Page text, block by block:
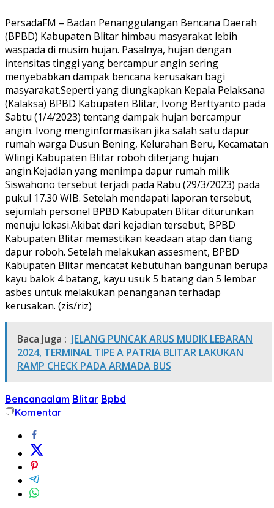
PersadaFM – Badan Penanggulangan Bencana Daerah
(BPBD) Kabupaten Blitar himbau masyarakat lebih
waspada di musim hujan. Pasalnya, hujan dengan
intensitas tinggi yang bercampur angin sering
menyebabkan dampak bencana kerusakan bagi
masyarakat.Seperti yang diungkapkan Kepala Pelaksana
(Kalaksa) BPBD Kabupaten Blitar, Ivong Berttyanto pada
Sabtu (1/4/2023) tentang dampak hujan bercampur
angin. Ivong menginformasikan jika salah satu dapur
rumah warga Dusun Bening, Kelurahan Beru, Kecamatan
Wlingi Kabupaten Blitar roboh diterjang hujan
angin.Kejadian yang menimpa dapur rumah milik
Siswahono tersebut terjadi pada Rabu (29/3/2023) pada
pukul 17.30 WIB. Setelah mendapati laporan tersebut,
sejumlah personel BPBD Kabupaten Blitar diturunkan
menuju lokasi.Akibat dari kejadian tersebut, BPBD
Kabupaten Blitar memastikan keadaan atap dan tiang
dapur roboh. Setelah melakukan assesment, BPBD
Kabupaten Blitar mencatat kebutuhan bangunan berupa
kayu balok 4 batang, kayu usuk 5 batang dan 5 lembar
asbes untuk melakukan penanganan terhadap
kerusakan. (zis/riz)
Baca Juga : JELANG PUNCAK ARUS MUDIK LEBARAN
2024, TERMINAL TIPE A PATRIA BLITAR LAKUKAN
RAMP CHECK PADA ARMADA BUS
Bencanaalam Blitar Bpbd
Komentar